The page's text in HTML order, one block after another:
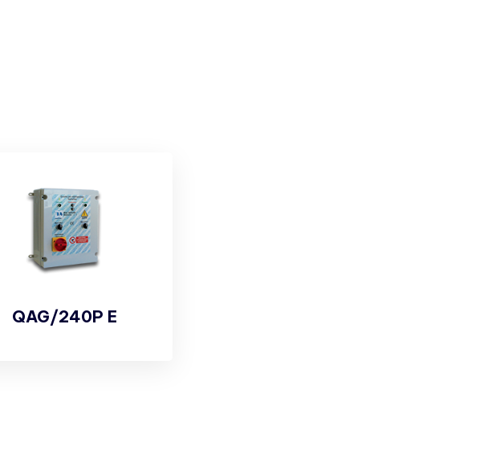
QAG/240P E